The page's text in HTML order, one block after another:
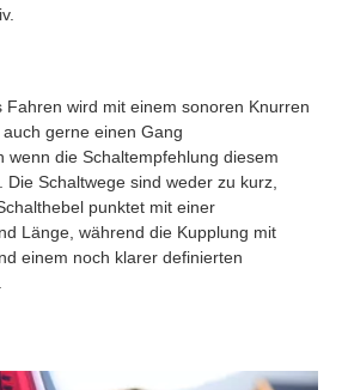
Fahren wird mit einem sonoren Knurren
gerne einen Gang
wenn die Schaltempfehlung diesem
Schaltwege sind weder zu kurz,
punktet mit einer
Länge, während die Kupplung mit
einem noch klarer definierten